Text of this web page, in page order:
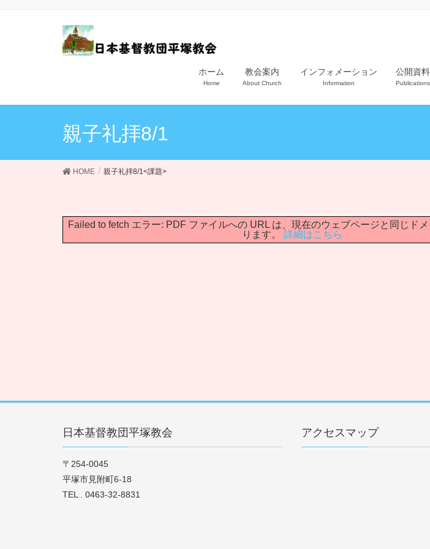
ホーム
Home
教会案内
About Church
インフォメーション
Information
公開資料
Publications
親子礼拝8/1
HOME 親子礼拝8/1<課題>
Failed to fetch エラー: PDF ファイルへの URL は、現在のウェブページと同じド
ります。 詳細はこちら
日本基督教団平塚教会
〒254-0045
平塚市見附町6-18
TEL . 0463-32-8831
アクセスマップ